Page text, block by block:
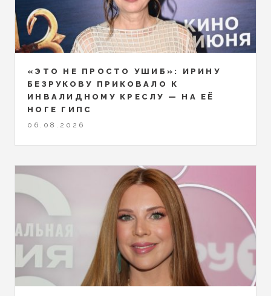
«ЭТО НЕ ПРОСТО УШИБ»: ИРИНУ
БЕЗРУКОВУ ПРИКОВАЛО К
ИНВАЛИДНОМУ КРЕСЛУ — НА ЕЁ
НОГЕ ГИПС
06.08.2026